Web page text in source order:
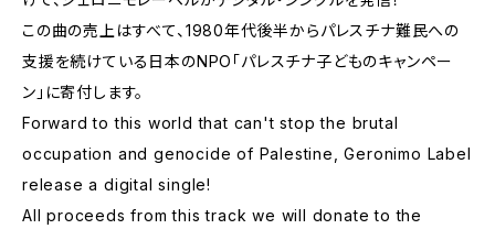
この曲の売上はすべて、1980年代後半からパレスチナ難民への
支援を続けている日本のNPO「パレスチナ子どものキャンペー
ン」に寄付します。
Forward to this world that can't stop the brutal
occupation and genocide of Palestine, Geronimo Label
release a digital single!
All proceeds from this track we will donate to the